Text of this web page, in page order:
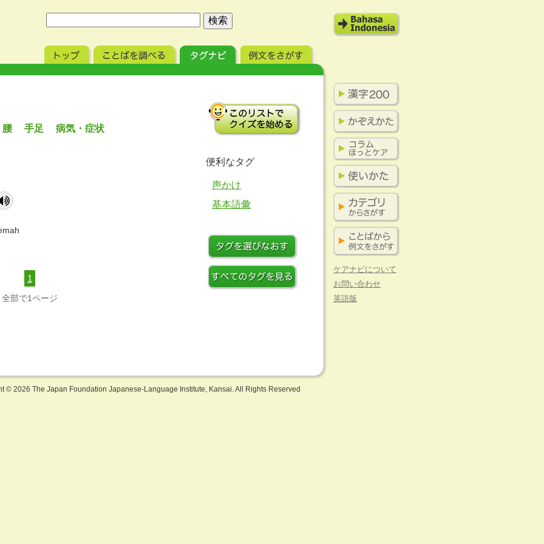
腰 手足 病気・症状
1
全部で1ページ
便利なタグ
声かけ
基本語彙
ケアナビについて
お問い合わせ
英語版
© 2026 The Japan Foundation Japanese-Language Institute, Kansai. All Rights Reserved